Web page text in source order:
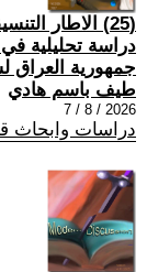
(25) الاطار
جمهورية العراق لسنة
طيف باسم هادي
2026 / 8 / 7
دراسات وابحاث